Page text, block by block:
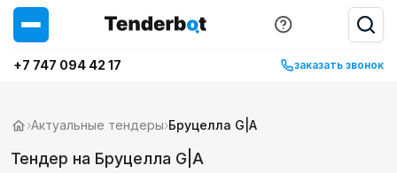
+7 747 094 42 17 заказать звонок
›Актуальные тендеры›Бруцелла G|A
Тендер на Бруцелла G|A